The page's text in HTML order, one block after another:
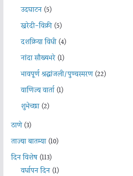
उदघाटन(5)
खरेदी-विक्री(5)
दशक्रिया विधी(4)
नांदा सौख्यभरे(1)
भावपूर्ण श्रद्धांजली/पुण्यस्मरण(22)
वाणिज्य वार्ता(1)
शुभेच्छा(2)
ठाणे(3)
ताज्या बातम्या(10)
दिन विशेष(113)
वर्धापन दिन(1)